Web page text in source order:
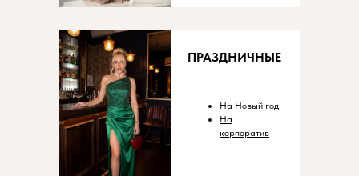
ПРАЗДНИЧНЫЕ
На Новый год
На
корпоратив